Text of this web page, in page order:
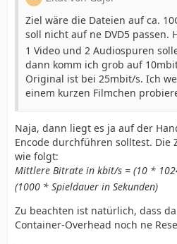
Ziel wäre die Dateien auf ca.
soll nicht auf ne DVD5 passen.
1 Video und 2 Audiospuren
dann komm ich grob auf
Original ist bei 25mbit/s. Ich
einem kurzen Filmchen
Naja, dann liegt es ja auf der
Encode durchführen solltest. Die
wie folgt:
Mittlere Bitrate in kbit/s = (10 *
(1000 * Spieldauer in Sekunden)
Zu beachten ist natürlich, dass
Container-Overhead noch ne